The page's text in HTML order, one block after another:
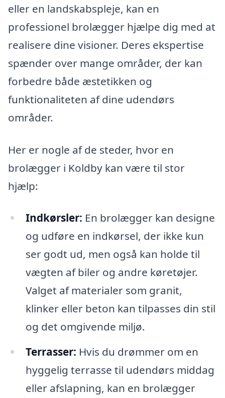
eller en landskabspleje, kan en
professionel brolægger hjælpe dig med at
realisere dine visioner. Deres ekspertise
spænder over mange områder, der kan
forbedre både æstetikken og
funktionaliteten af dine udendørs
områder.
Her er nogle af de steder, hvor en
brolægger i Koldby kan være til stor
hjælp:
Indkørsler: En brolægger kan designe
og udføre en indkørsel, der ikke kun
ser godt ud, men også kan holde til
vægten af biler og andre køretøjer.
Valget af materialer som granit,
klinker eller beton kan tilpasses din stil
og det omgivende miljø.
Terrasser: Hvis du drømmer om en
hyggelig terrasse til udendørs middag
eller afslapning, kan en brolægger